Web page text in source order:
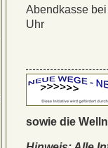
Abendkasse
Uhr
sowie die